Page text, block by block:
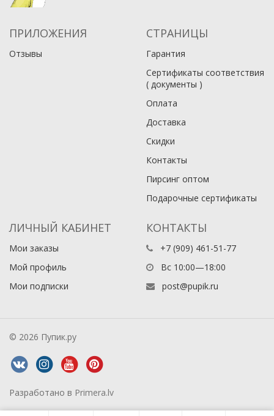
ПРИЛОЖЕНИЯ
Отзывы
СТРАНИЦЫ
Гарантия
Сертификаты соответствия
( документы )
Оплата
Доставка
Скидки
Контакты
Пирсинг оптом
Подарочные сертификаты
ЛИЧНЫЙ КАБИНЕТ
Мои заказы
Мой профиль
Мои подписки
КОНТАКТЫ
+7 (909) 461-51-77
Вс 10:00—18:00
post@pupik.ru
© 2026 Пупик.ру
Разработано в Primera.lv